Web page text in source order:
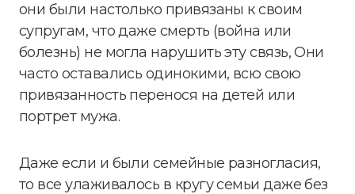
они были настолько привязаны к своим
супругам, что даже смерть (война или
болезнь) не могла нарушить эту связь, Они
часто оставались одинокими, всю свою
привязанность перенося на детей или
портрет мужа.
Даже если и были семейные разногласия,
то все улаживалось в кругу семьи даже без